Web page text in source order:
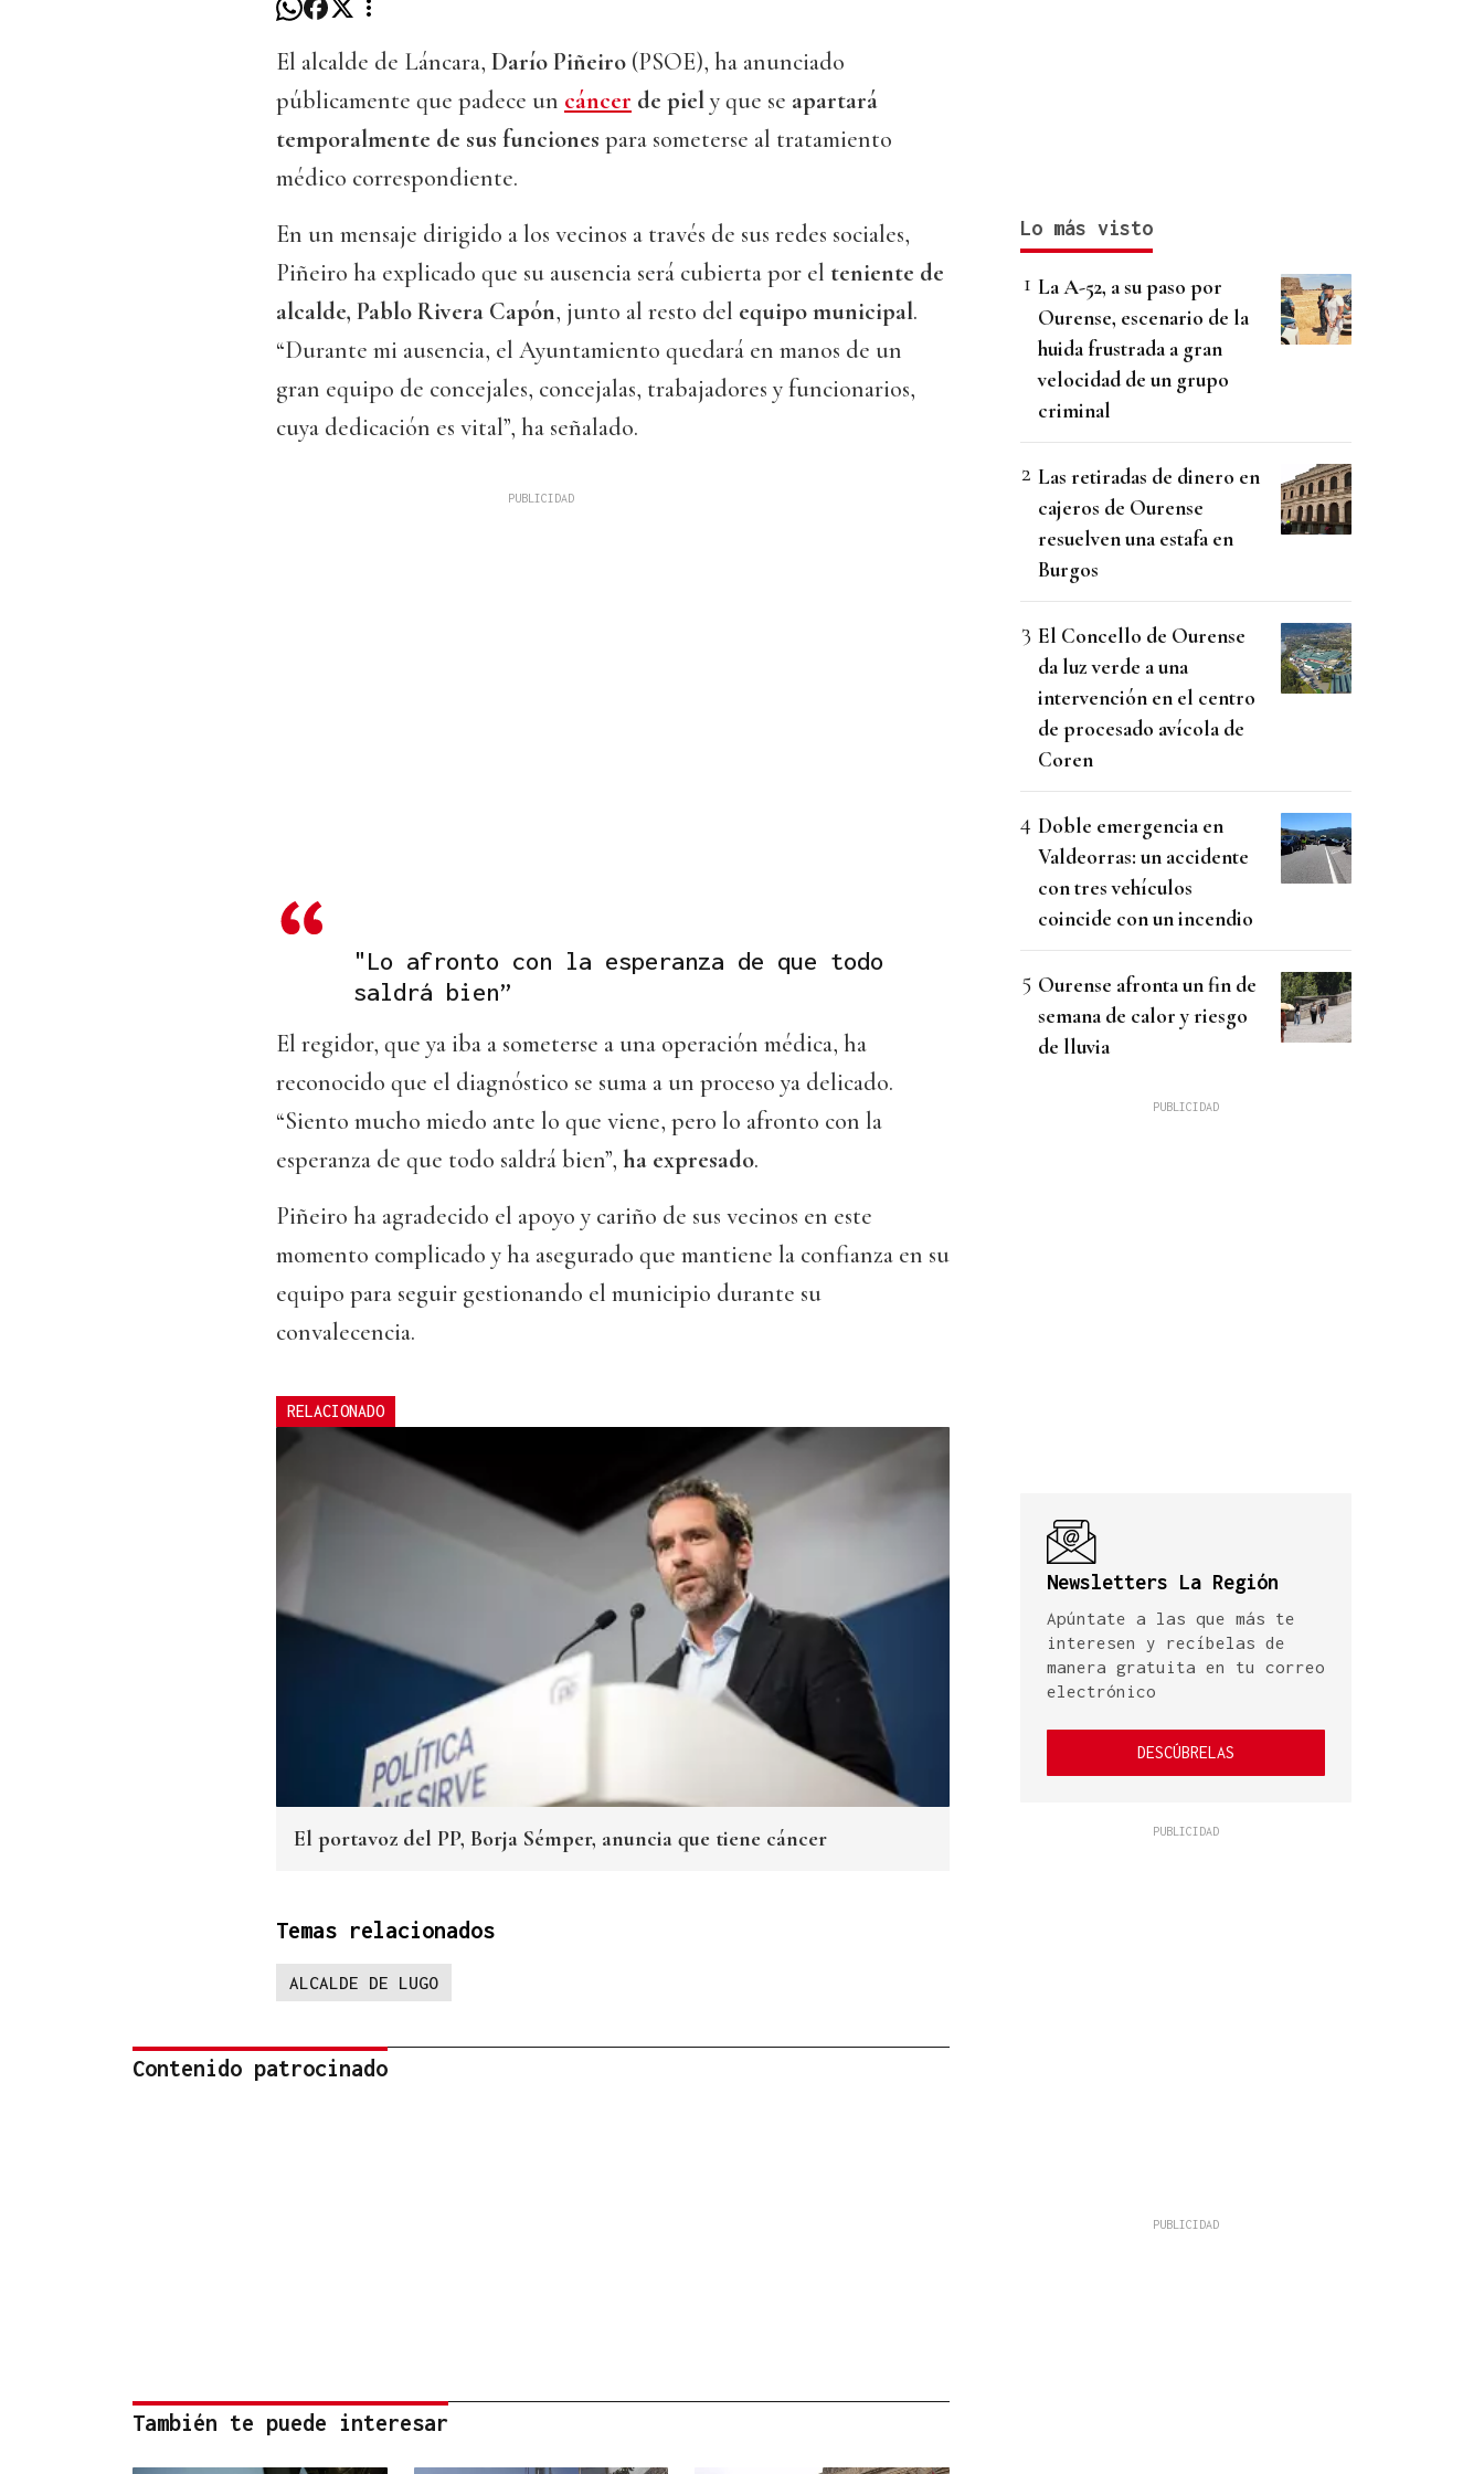
El alcalde de Láncara, Darío Piñeiro (PSOE), ha anunciado
públicamente que padece un cáncer de piely que se apartará
temporalmente de sus funciones para someterse al tratamiento
médico correspondiente.
En un mensaje dirigido a los vecinos a través de sus redes sociales,
Piñeiro ha explicado que su ausencia será cubierta por el teniente de
alcalde, Pablo Rivera Capón, junto al resto del equipo municipal.
“Durante mi ausencia, el Ayuntamiento quedará en manos de un
gran equipo de concejales, concejalas, trabajadores y funcionarios,
cuya dedicación es vital”, ha señalado.
"Lo afronto con la esperanza de que todo
saldrá bien”
El regidor, que ya iba a someterse a una operación médica, ha
reconocido que el diagnóstico se suma a un proceso ya delicado.
“Siento mucho miedo ante lo que viene, pero lo afronto con la
esperanza de que todo saldrá bien”, ha expresado.
Piñeiro ha agradecido el apoyo y cariño de sus vecinos en este
momento complicado y ha asegurado que mantiene la confianza en su
equipo para seguir gestionando el municipio durante su
convalecencia.
RELACIONADO
El portavoz del PP, Borja Sémper, anuncia que tiene cáncer
Temas relacionados
ALCALDE DE LUGO
Contenido patrocinado
También te puede interesar
Lo más visto
La A-52, a su paso por
Ourense, escenario de la
huida frustrada a gran
velocidad de un grupo
criminal
Las retiradas de dinero en
cajeros de Ourense
resuelven una estafa en
Burgos
El Concello de Ourense
da luz verde a una
intervención en el centro
de procesado avícola de
Coren
Doble emergencia en
Valdeorras: un accidente
con tres vehículos
coincide con un incendio
Ourense afronta un fin de
semana de calor y riesgo
de lluvia
Newsletters La Región
Apúntate a las que más te
interesen y recíbelas de
manera gratuita en tu correo
electrónico
DESCÚBRELAS